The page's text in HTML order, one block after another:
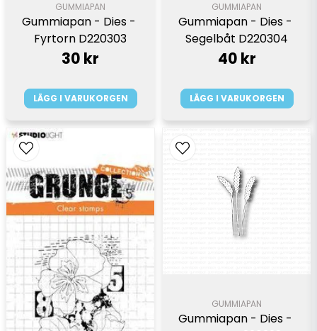
GUMMIAPAN
Gummiapan - Dies -
Fyrtorn D220303
30 kr
LÄGG I VARUKORGEN
GUMMIAPAN
Gummiapan - Dies -
Segelbåt D220304
40 kr
LÄGG I VARUKORGEN
GUMMIAPAN
Gummiapan - Dies -